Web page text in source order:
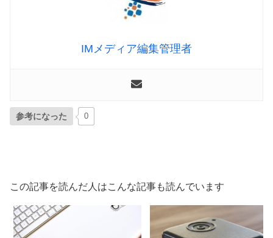
IMメディア編集管理者
参考になった 0
この記事を読んだ人はこんな記事も読んでいます